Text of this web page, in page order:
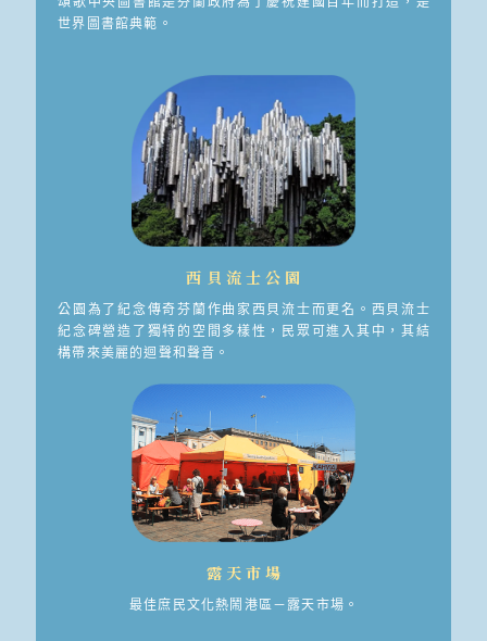
世界圖書館典範。
西貝流士公園
公園為了紀念傳奇芬蘭作曲家西貝流士而更名。西貝流士
紀念碑營造了獨特的空間多樣性，民眾可進入其中，其結
構帶來美麗的迴聲和聲音。
露天市場
最佳庶民文化熱鬧港區－露天市場。